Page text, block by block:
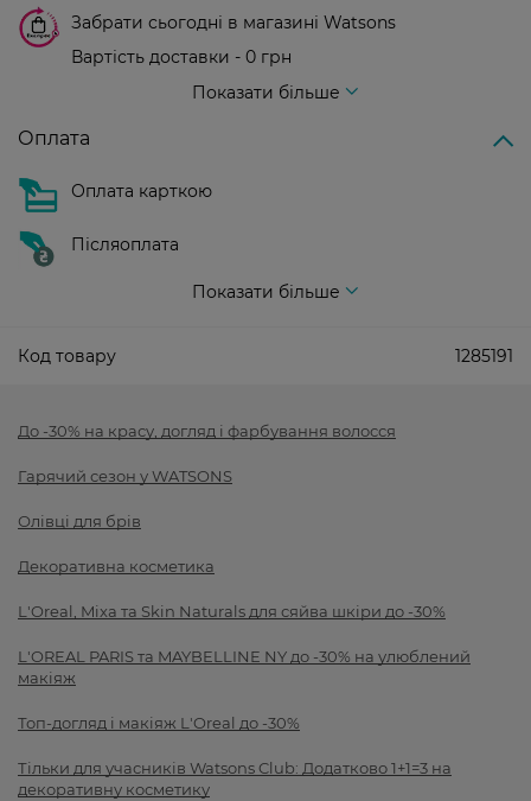
Забрати сьогодні в магазині Watsons
Вартість доставки - 0 грн
Показати більше
Оплата
Оплата карткою
Післяоплата
Показати більше
Код товару 1285191
До -30% на красу, догляд і фарбування волосся
Гарячий сезон у WATSONS
Олівці для брів
Декоративна косметика
L'Oreal, Mixa та Skin Naturals для сяйва шкіри до -30%
L'OREAL PARIS та MAYBELLINE NY до -30% на улюблений
макіяж
Топ-догляд і макіяж L'Oreal до -30%
Тільки для учасників Watsons Club: Додатково 1+1=3 на
декоративну косметику